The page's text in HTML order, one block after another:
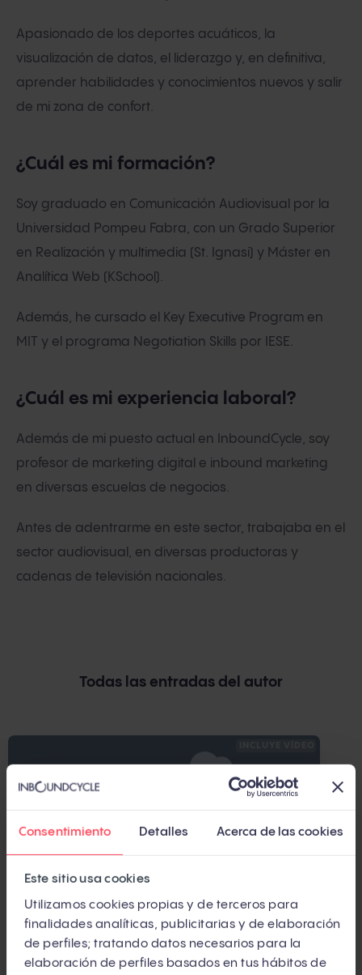
Consentimiento Detalles Acerca de las cookies
Este sitio usa cookies
Utilizamos cookies propias y de terceros para
finalidades analíticas, publicitarias y de elaboración
de perfiles; tratando datos necesarios para la
elaboración de perfiles basados en tus hábitos de
Apasionado de los deportes acuáticos, la
visualización de datos, el liderazgo y, en definitiva,
aprender habilidades y conocimientos nuevos y salir
de mi zona de confort.
¿Cuál es mi formación?
Soy graduado en Comunicación Audiovisual por la
Universidad Pompeu Fabra, con un Grado Superior
en Realización y multimedia (St. Ignasi) y Máster en
Analítica Web (KSchool).
Además, he cursado el Key Executive Program en
MIT y el programa Negotiation Skills por IESE.
¿Cuál es mi experiencia laboral?
Además de mi puesto actual en InboundCycle, soy
profesor de marketing digital e inbound marketing
en diversas escuelas de negocios.
Antes de adentrarme en este sector, trabajaba en el
sector audiovisual, en diversas productoras y
cadenas de televisión nacionales.
Todas las entradas del autor
ANALÍTICA WEB
Analítica web: conceptos clave [+Vídeo]